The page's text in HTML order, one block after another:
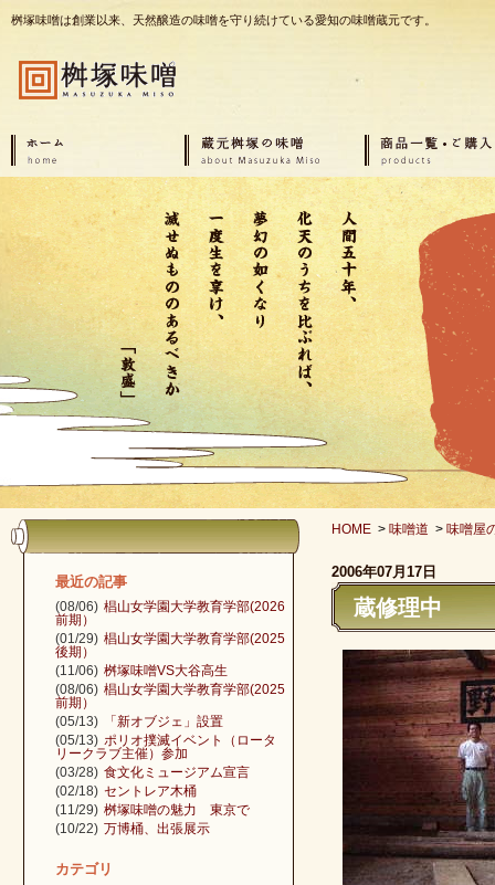
桝塚味噌は創業以来、天然醸造の味噌を守り続けている愛知の味噌蔵元です。
HOME > 味噌道 > 味噌屋
2006年07月17日
蔵修理中
最近の記事
(08/06) 椙山女学園大学教育学部(2026
前期）
(01/29) 椙山女学園大学教育学部(2025
後期）
(11/06) 桝塚味噌VS大谷高生
(08/06) 椙山女学園大学教育学部(2025
前期）
(05/13)
「新オブジェ」設置
(05/13) ポリオ撲滅イベント（ロータ
リークラブ主催）参加
(03/28) 食文化ミュージアム宣言
(02/18) セントレア木桶
(11/29) 桝塚味噌の魅力 東京で
(10/22) 万博桶、出張展示
カテゴリ